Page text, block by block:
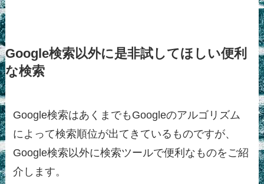
Google検索以外に是非試してほしい便利
な検索
Google検索はあくまでもGoogleのアルゴリズム
によって検索順位が出てきているものですが、
Google検索以外に検索ツールで便利なものをご紹
介します。